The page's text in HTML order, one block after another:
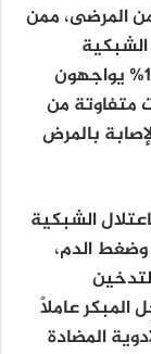
تشير إلى أن 34.6% من المرضى، ممن
الشبكية
السكري، وهي نسبة مقلقة، لاسيما أن 10.2% يواجهون
متفاوتة من
من 20 عاماً من الإصابة بالمرض
الشبكية
الدم،
المبكر عاملاً
المضادة